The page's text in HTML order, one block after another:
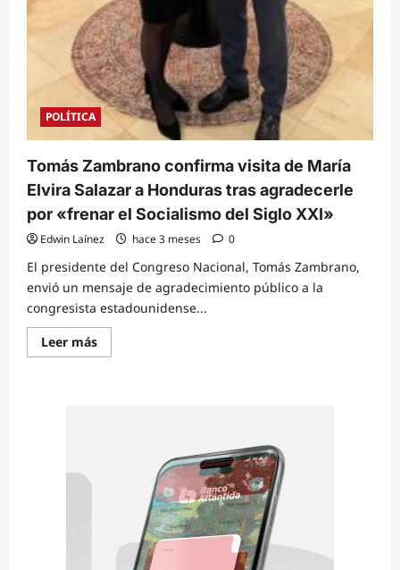
POLÍTICA
Tomás Zambrano confirma visita de María
Elvira Salazar a Honduras tras agradecerle
por «frenar el Socialismo del Siglo XXI»
Edwin Laínez hace 3 meses 0
El presidente del Congreso Nacional, Tomás Zambrano,
envió un mensaje de agradecimiento público a la
congresista estadounidense...
Leer másRead
more
Honduras
agradecerle
«frenar
Socialismo